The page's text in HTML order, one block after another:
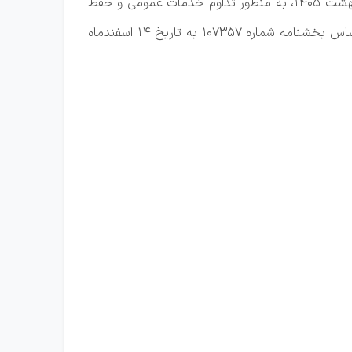
در خصوص تعیین درصد حضور کارکنان دستگاه‌های اجرایی بر اساس بخشنامه شماره ۱۰۷۳۵۷ به تاریخ ۱۴ اسفندماه